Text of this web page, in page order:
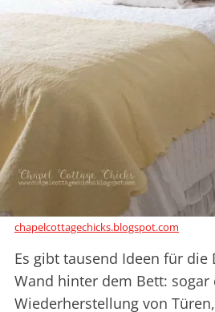
chapelcottagechicks.blogspot.com
Es gibt tausend Ideen für die
Wand hinter dem Bett: sogar
Wiederherstellung von